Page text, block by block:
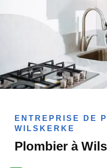
ENTREPRISE DE
WILSKERKE
Plombier à